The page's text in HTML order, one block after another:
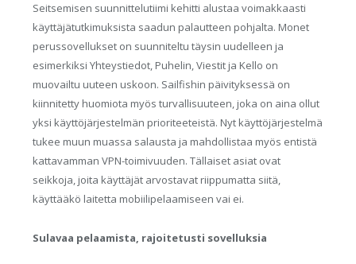
Seitsemisen suunnittelutiimi kehitti alustaa voimakkaasti
käyttäjätutkimuksista saadun palautteen pohjalta. Monet
perussovellukset on suunniteltu täysin uudelleen ja
esimerkiksi Yhteystiedot, Puhelin, Viestit ja Kello on
muovailtu uuteen uskoon. Sailfishin päivityksessä on
kiinnitetty huomiota myös turvallisuuteen, joka on aina ollut
yksi käyttöjärjestelmän prioriteeteistä. Nyt käyttöjärjestelmä
tukee muun muassa salausta ja mahdollistaa myös entistä
kattavamman VPN-toimivuuden. Tällaiset asiat ovat
seikkoja, joita käyttäjät arvostavat riippumatta siitä,
käyttääkö laitetta mobiilipelaamiseen vai ei.
Sulavaa pelaamista, rajoitetusti sovelluksia